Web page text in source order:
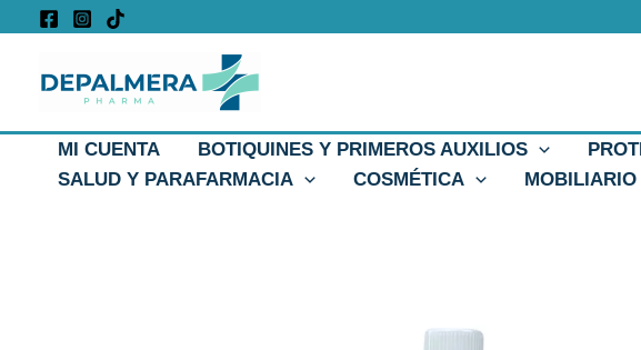
contenido
MI CUENTA BOTIQUINES Y PRIMEROS AUXILIOS
SALUD Y PARAFARMACIA
COSMÉTICA MOBILIARIO